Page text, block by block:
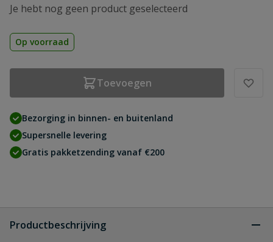
Je hebt nog geen product geselecteerd
Op voorraad
Toevoegen
Bezorging in binnen- en buitenland
Supersnelle levering
Gratis pakketzending vanaf €200
Productbeschrijving